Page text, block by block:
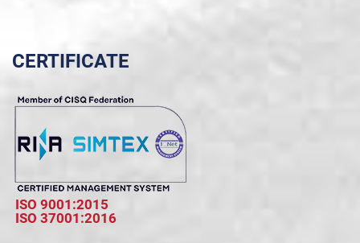
CERTIFICATE
ISO 9001:2015
ISO 37001:2016